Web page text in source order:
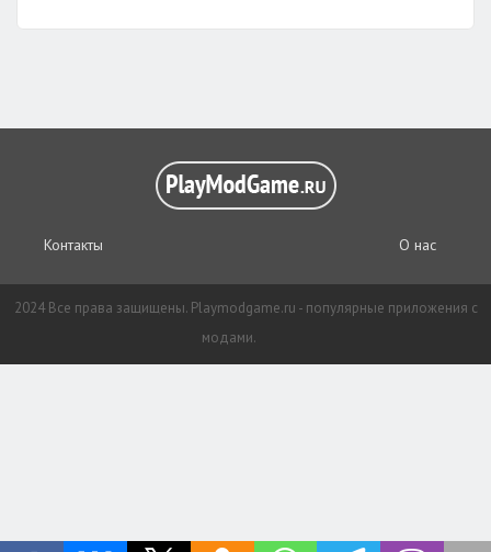
Контакты О нас
2024 Все права защищены. Playmodgame.ru - популярные приложения с
модами.